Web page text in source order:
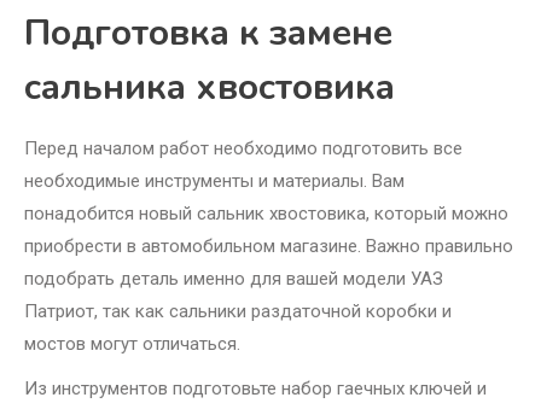
Подготовка к замене
сальника хвостовика
Перед началом работ необходимо подготовить все
необходимые инструменты и материалы. Вам
понадобится новый сальник хвостовика, который можно
приобрести в автомобильном магазине. Важно правильно
подобрать деталь именно для вашей модели УАЗ
Патриот, так как сальники раздаточной коробки и
мостов могут отличаться.
Из инструментов подготовьте набор гаечных ключей и